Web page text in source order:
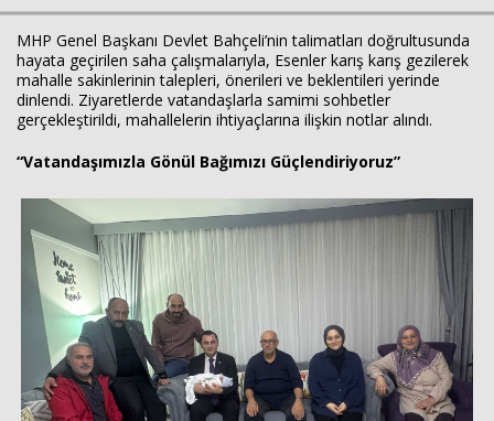
MHP Genel Başkanı Devlet Bahçeli’nin talimatları doğrultusunda
hayata geçirilen saha çalışmalarıyla, Esenler karış karış gezilerek
mahalle sakinlerinin talepleri, önerileri ve beklentileri yerinde
dinlendi. Ziyaretlerde vatandaşlarla samimi sohbetler
gerçekleştirildi, mahallelerin ihtiyaçlarına ilişkin notlar alındı.
“Vatandaşımızla Gönül Bağımızı Güçlendiriyoruz”
Haberin Doğru Adresi.